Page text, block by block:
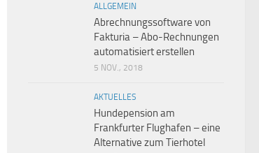
ALLGEMEIN
Abrechnungssoftware von
Fakturia – Abo-Rechnungen
automatisiert erstellen
5 NOV., 2018
AKTUELLES
Hundepension am
Frankfurter Flughafen – eine
Alternative zum Tierhotel